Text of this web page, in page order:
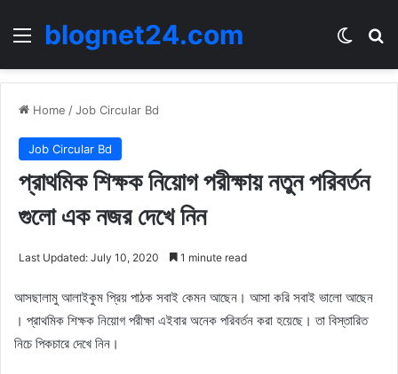
Menublognet24.com
Home /Job Circular Bd
Job Circular Bd
প্রাথমিক শিক্ষক নিয়োগ পরীক্ষায় নতুন পরিবর্তন
গুলো এক নজর দেখে নিন
Last Updated: July 10, 2020 1 minute read
আসছালামু আলাইকুম প্রিয় পাঠক সবাই কেমন আছেন। আসা করি সবাই ভালো আছেন
। প্রাথমিক শিক্ষক নিয়োগ পরীক্ষা এইবার অনেক পরিবর্তন করা হয়েছে। তা বিস্তারিত
নিচে পিকচারে দেখে নিন।